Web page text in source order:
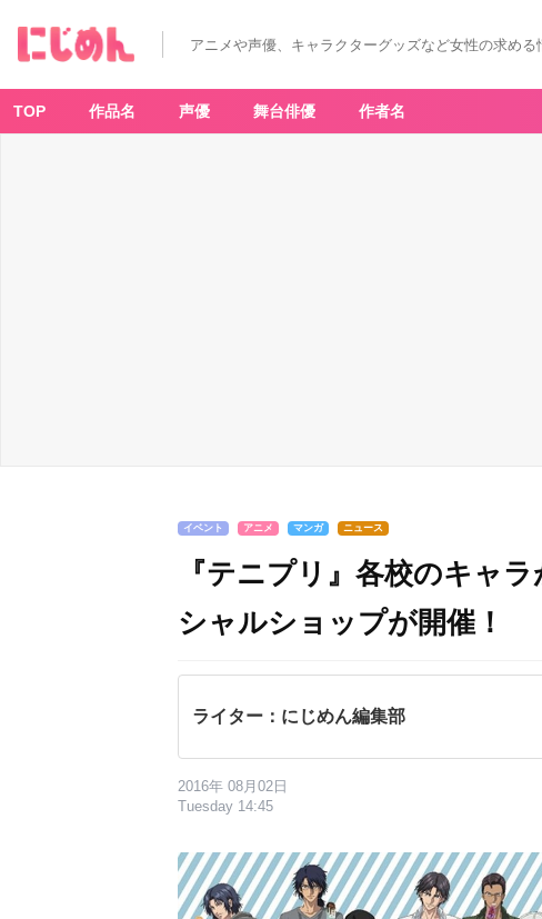
アニメや声優、キャラクターグッズなど女性の求める
TOP 作品名 声優 舞台俳優 作者名
イベント アニメ マンガ ニュース
『テニプリ』各校のキャ
シャルショップが開催！
ライター：にじめん編集部
2016年 08月02日
Tuesday 14:45